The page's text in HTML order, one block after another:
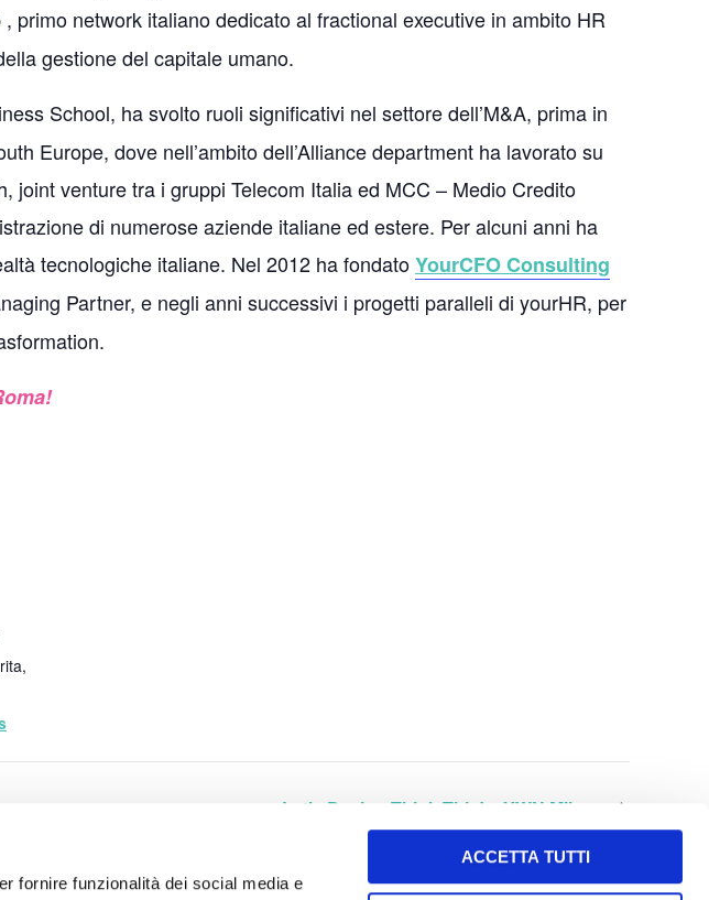
fornire funzionalità dei social media e
ACCETTA TUTTI
primo network italiano dedicato al fractional executive in ambito HR
gestione del capitale umano.
School, ha svolto ruoli significativi nel settore dell’M&A, prima in
Europe, dove nell’ambito dell’Alliance department ha lavorato su
joint venture tra i gruppi Telecom Italia ed MCC – Medio Credito
di numerose aziende italiane ed estere. Per alcuni anni ha
tecnologiche italiane. Nel 2012 ha fondatoYourCFO Consulting
Partner, e negli anni successivi i progetti paralleli di yourHR, per
Let’s Design Think This! – YWN Milano